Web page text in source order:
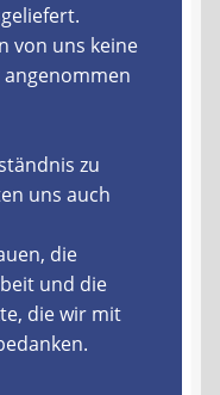
von uns keine
zu
uns auch
die
und die
die wir mit